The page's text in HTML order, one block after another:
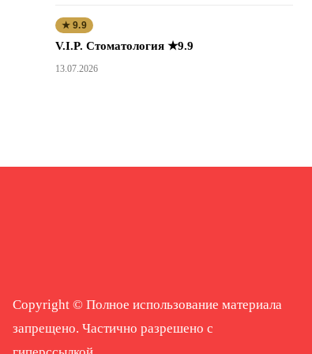
★ 9.9
V.I.P. Стоматология ★9.9
13.07.2026
Copyright © Полное использование материала
запрещено. Частично разрешено с